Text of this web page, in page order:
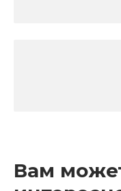
Вам